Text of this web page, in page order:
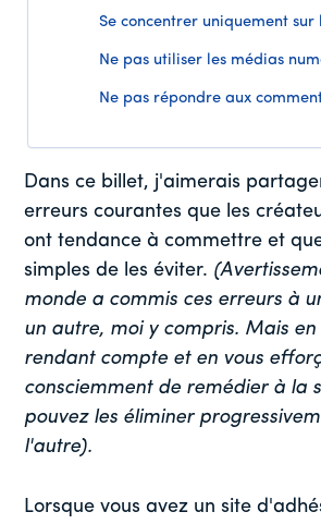
Se concentrer uniquement sur
Ne pas utiliser les médias
Ne pas répondre aux
Dans ce billet, j'aimerais
erreurs courantes que les
ont tendance à commettre et
simples de les éviter.
monde a commis ces erreurs à
un autre, moi y compris. Mais en
rendant compte et en vous
consciemment de remédier à la
pouvez les éliminer
l'autre).
Lorsque vous avez un site